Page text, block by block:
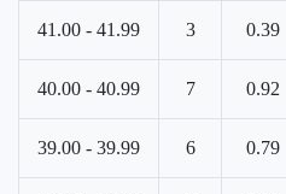
41.00 - 41.99 3 0.39
40.00 - 40.99 7 0.92
39.00 - 39.99 6 0.79